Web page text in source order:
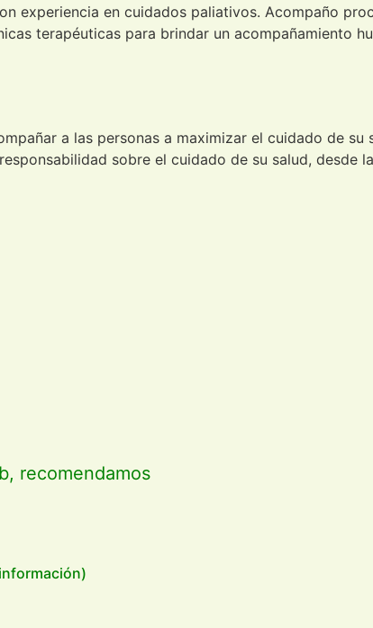
experiencia en cuidados paliativos. Acompaño
terapéuticas para brindar un acompañamiento
a las personas a maximizar el cuidado de su
sobre el cuidado de su salud, desde
recomendamos